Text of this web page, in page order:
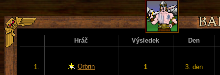
Hráč Výsledek Den
1. Orbrin 1 3. den